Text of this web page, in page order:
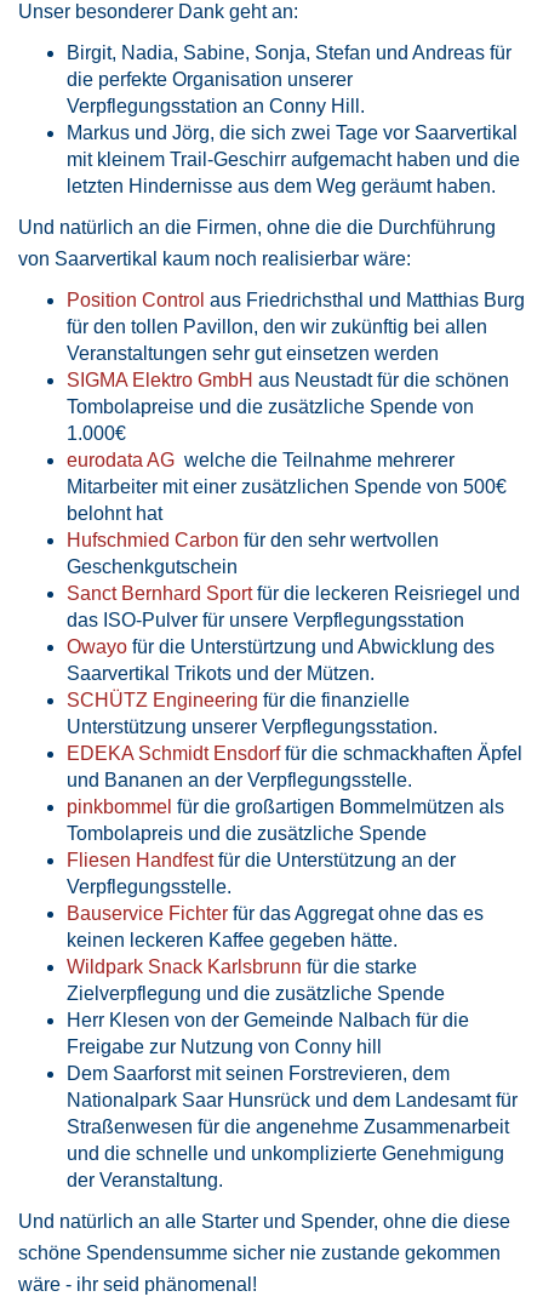
Unser besonderer Dank geht an:
Birgit, Nadia, Sabine, Sonja, Stefan und Andreas für
die perfekte Organisation unserer
Verpflegungsstation an Conny Hill.
Markus und Jörg, die sich zwei Tage vor Saarvertikal
mit kleinem Trail-Geschirr aufgemacht haben und die
letzten Hindernisse aus dem Weg geräumt haben.
Und natürlich an die Firmen, ohne die die Durchführung
von Saarvertikal kaum noch realisierbar wäre:
Position Control aus Friedrichsthal und Matthias Burg
für den tollen Pavillon, den wir zukünftig bei allen
Veranstaltungen sehr gut einsetzen werden
SIGMA Elektro GmbH aus Neustadt für die schönen
Tombolapreise und die zusätzliche Spende von
1.000€
eurodata AG welche die Teilnahme mehrerer
Mitarbeiter mit einer zusätzlichen Spende von 500€
belohnt hat
Hufschmied Carbon für den sehr wertvollen
Geschenkgutschein
Sanct Bernhard Sportfür die leckeren Reisriegel und
das ISO-Pulver für unsere Verpflegungsstation
Owayo für die Unterstürtzung und Abwicklung des
Saarvertikal Trikots und der Mützen.
SCHÜTZ Engineering für die finanzielle
Unterstützung unserer Verpflegungsstation.
EDEKA Schmidt Ensdorffür die schmackhaften Äpfel
und Bananen an der Verpflegungsstelle.
pinkbommel für die großartigen Bommelmützen als
Tombolapreis und die zusätzliche Spende
Fliesen Handfestfür die Unterstützung an der
Verpflegungsstelle.
Bauservice Fichter für das Aggregat ohne das es
keinen leckeren Kaffee gegeben hätte.
Wildpark Snack Karlsbrunn für die starke
Zielverpflegung und die zusätzliche Spende
Herr Klesen von der Gemeinde Nalbach für die
Freigabe zur Nutzung von Conny hill
Dem Saarforst mit seinen Forstrevieren, dem
Nationalpark Saar Hunsrück und dem Landesamt für
Straßenwesen für die angenehme Zusammenarbeit
und die schnelle und unkomplizierte Genehmigung
der Veranstaltung.
Und natürlich an alle Starter und Spender, ohne die diese
schöne Spendensumme sicher nie zustande gekommen
wäre - ihr seid phänomenal!